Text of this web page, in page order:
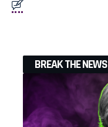
BREAK THE NEWS